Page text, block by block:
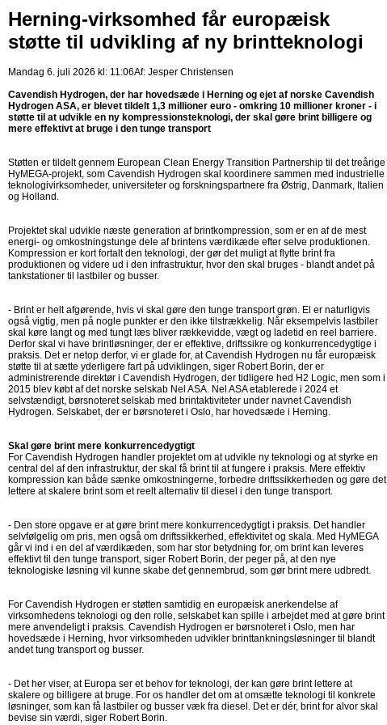
Herning-virksomhed får europæisk
støtte til udvikling af ny brintteknologi
Mandag 6. juli 2026 kl: 11:06Af: Jesper Christensen
Cavendish Hydrogen, der har hovedsæde i Herning og ejet af norske Cavendish
Hydrogen ASA, er blevet tildelt 1,3 millioner euro - omkring 10 millioner kroner - i
støtte til at udvikle en ny kompressionsteknologi, der skal gøre brint billigere og
mere effektivt at bruge i den tunge transport
Støtten er tildelt gennem European Clean Energy Transition Partnership til det treårige
HyMEGA-projekt, som Cavendish Hydrogen skal koordinere sammen med industrielle
teknologivirksomheder, universiteter og forskningspartnere fra Østrig, Danmark, Italien
og Holland.
Projektet skal udvikle næste generation af brintkompression, som er en af de mest
energi- og omkostningstunge dele af brintens værdikæde efter selve produktionen.
Kompression er kort fortalt den teknologi, der gør det muligt at flytte brint fra
produktionen og videre ud i den infrastruktur, hvor den skal bruges - blandt andet på
tankstationer til lastbiler og busser.
- Brint er helt afgørende, hvis vi skal gøre den tunge transport grøn. El er naturligvis
også vigtig, men på nogle punkter er den ikke tilstrækkelig. Når eksempelvis lastbiler
skal køre langt og med tungt læs bliver rækkevidde, vægt og ladetid en reel barriere.
Derfor skal vi have brintløsninger, der er effektive, driftssikre og konkurrencedygtige i
praksis. Det er netop derfor, vi er glade for, at Cavendish Hydrogen nu får europæisk
støtte til at sætte yderligere fart på udviklingen, siger Robert Borin, der er
administrerende direktør i Cavendish Hydrogen, der tidligere hed H2 Logic, men som i
2015 blev købt af det norske selskab Nel ASA. Nel ASA etablerede i 2024 et
selvstændigt, børsnoteret selskab med brintaktiviteter under navnet Cavendish
Hydrogen. Selskabet, der er børsnoteret i Oslo, har hovedsæde i Herning.
Skal gøre brint mere konkurrencedygtigt
For Cavendish Hydrogen handler projektet om at udvikle ny teknologi og at styrke en
central del af den infrastruktur, der skal få brint til at fungere i praksis. Mere effektiv
kompression kan både sænke omkostningerne, forbedre driftssikkerheden og gøre det
lettere at skalere brint som et reelt alternativ til diesel i den tunge transport.
- Den store opgave er at gøre brint mere konkurrencedygtigt i praksis. Det handler
selvfølgelig om pris, men også om driftssikkerhed, effektivitet og skala. Med HyMEGA
går vi ind i en del af værdikæden, som har stor betydning for, om brint kan leveres
effektivt til den tunge transport, siger Robert Borin, der peger på, at den nye
teknologiske løsning vil kunne skabe det gennembrud, som gør brint mere udbredt.
For Cavendish Hydrogen er støtten samtidig en europæisk anerkendelse af
virksomhedens teknologi og den rolle, selskabet kan spille i arbejdet med at gøre brint
mere anvendeligt i praksis. Cavendish Hydrogen er børsnoteret i Oslo, men har
hovedsæde i Herning, hvor virksomheden udvikler brinttankningsløsninger til blandt
andet tung transport og busser.
- Det her viser, at Europa ser et behov for teknologi, der kan gøre brint lettere at
skalere og billigere at bruge. For os handler det om at omsætte teknologi til konkrete
løsninger, som kan få lastbiler og busser væk fra diesel. Det er dér, brint for alvor skal
bevise sin værdi, siger Robert Borin.